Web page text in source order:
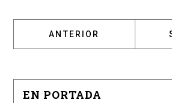
ARTÍCULO ANTERIOR:
ANTERIOR
EN PORTADA